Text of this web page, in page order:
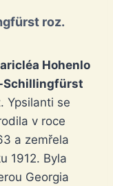
roz.
Hohenlo
Schillingfürst
Ypsilanti se
v roce
a zemřela
1912. Byla
Georgia